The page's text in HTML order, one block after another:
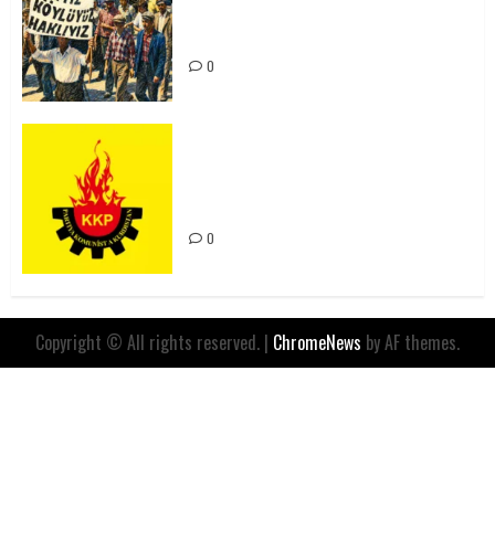
0
0
Copyright © All rights reserved. | ChromeNews by AF themes.